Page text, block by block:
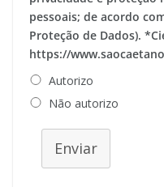
pessoais; de acordo
Proteção de Dados).
https://
Autorizo
Não autorizo
Enviar